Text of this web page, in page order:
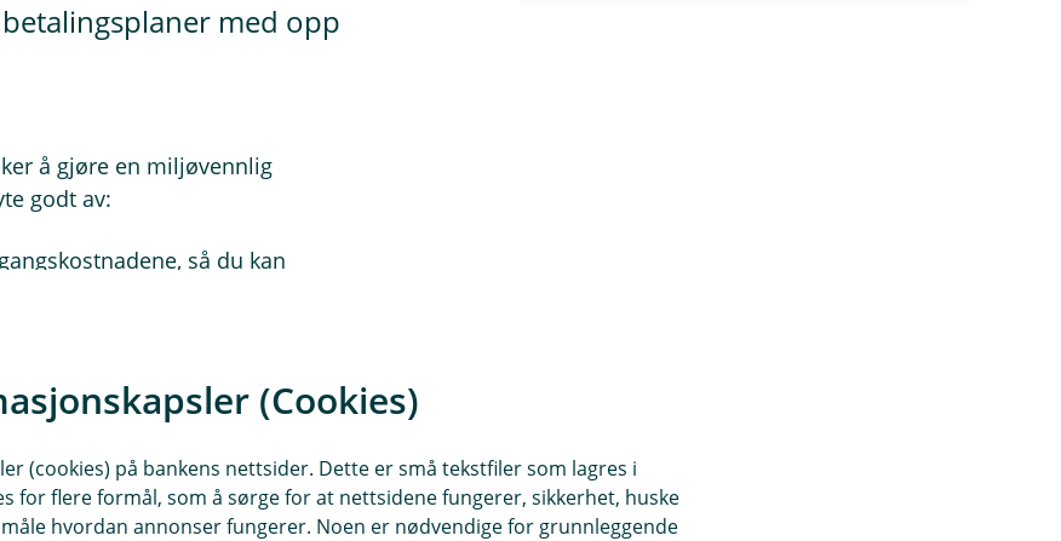
med opp
å gjøre en miljøvennlig
godt av:
så du kan
spesielt
10 år, avhengig av bilens alder(Cookies)
(cookies) på bankens nettsider. Dette er små tekstfiler som lagres i
for flere formål, som å sørge for at nettsidene fungerer, sikkerhet, huske
hvordan annonser fungerer. Noen er nødvendige for grunnleggende